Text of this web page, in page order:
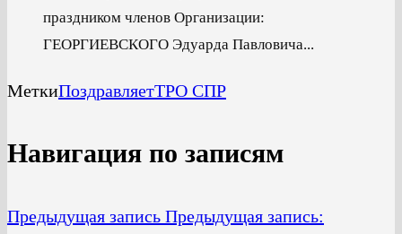
праздником членов Организации:
ГЕОРГИЕВСКОГО Эдуарда Павловича...
МеткиПоздравляетТРО СПР
Навигация по записям
Предыдущая запись Предыдущая запись: